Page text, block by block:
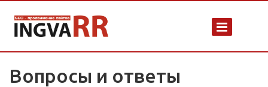
Вопросы и ответы